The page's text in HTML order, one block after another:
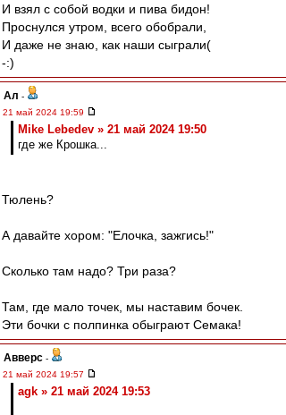
И взял с собой водки и пива бидон!
Проснулся утром, всего обобрали,
И даже не знаю, как наши сыграли(
-:)
Ал -
21 май 2024 19:59
Mike Lebedev » 21 май 2024 19:50
где же Крошка...
Тюлень?
А давайте хором: "Елочка, зажгись!"
Сколько там надо? Три раза?
Там, где мало точек, мы наставим бочек.
Эти бочки с полпинка обыграют Семака!
Авверс -
21 май 2024 19:57
agk » 21 май 2024 19:53